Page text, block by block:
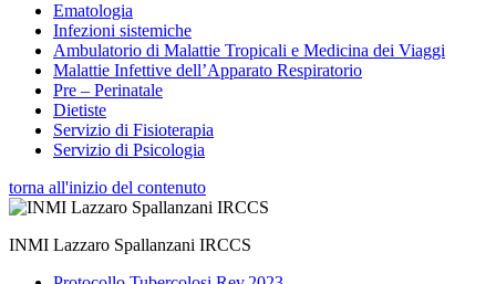
Ematologia
Infezioni sistemiche
Ambulatorio di Malattie Tropicali e Medicina dei Viaggi
Malattie Infettive dell’Apparato Respiratorio
Pre – Perinatale
Dietiste
Servizio di Fisioterapia
Servizio di Psicologia
torna all'inizio del contenuto
INMI Lazzaro Spallanzani IRCCS